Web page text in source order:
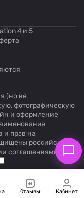
Отзывы Кабинет
4 и 5
(но не
фотографическую
и оформление
и прав на
российским
соглашениями об